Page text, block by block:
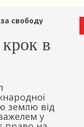
свободу
в
землю від
у